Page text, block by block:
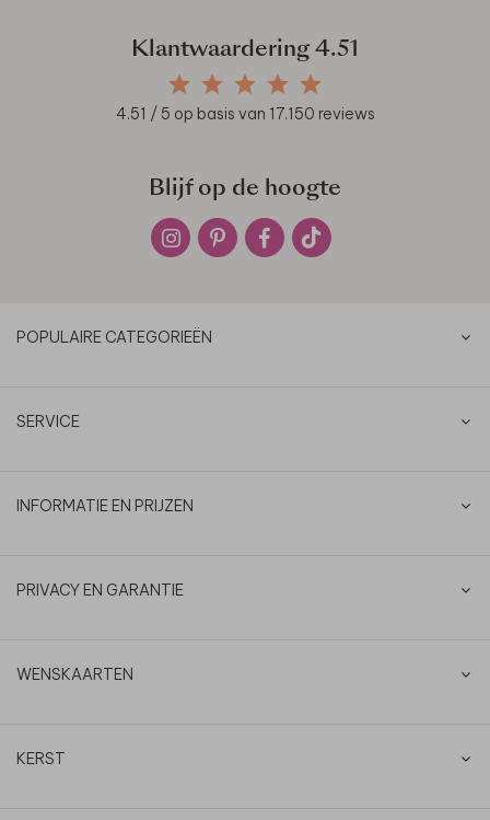
Klantwaardering 4.51
4.51 / 5 op basis van 17.150 reviews
Blijf op de hoogte
POPULAIRE CATEGORIEËN
SERVICE
INFORMATIE EN PRIJZEN
PRIVACY EN GARANTIE
WENSKAARTEN
KERST